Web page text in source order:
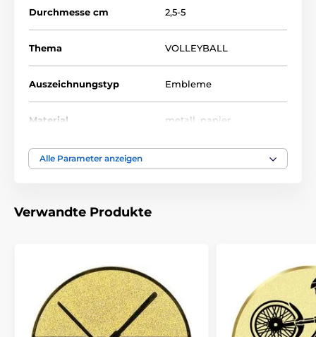
Durchmesse cm 2,5-5
Thema VOLLEYBALL
Auszeichnungstyp Embleme
Material metall papier
Alle Parameter anzeigen
Verwandte Produkte